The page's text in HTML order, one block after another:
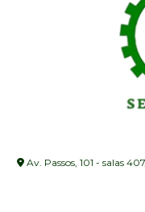
Av. Passos, 101 - salas